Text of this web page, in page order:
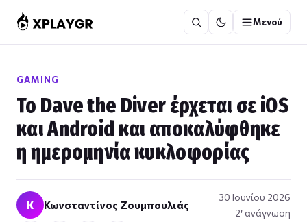
στο
περιεχόμενο
Μενού
GAMING
Το Dave the Diver έρχεται σε iOS
και Android και αποκαλύφθηκε
η ημερομηνία κυκλοφορίας
Κ Κωνσταντίνος Ζουμπουλιάς
30 Ιουνίου 2026
2′ ανάγνωση